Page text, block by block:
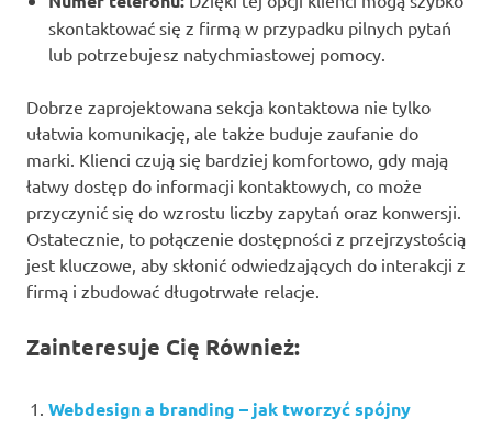
skontaktować się z firmą w przypadku pilnych pytań
lub potrzebujesz natychmiastowej pomocy.
Dobrze zaprojektowana sekcja kontaktowa nie tylko
ułatwia komunikację, ale także buduje zaufanie do
marki. Klienci czują się bardziej komfortowo, gdy mają
łatwy dostęp do informacji kontaktowych, co może
przyczynić się do wzrostu liczby zapytań oraz konwersji.
Ostatecznie, to połączenie dostępności z przejrzystością
jest kluczowe, aby skłonić odwiedzających do interakcji z
firmą i zbudować długotrwałe relacje.
Zainteresuje Cię Również:
Webdesign a branding – jak tworzyć spójny